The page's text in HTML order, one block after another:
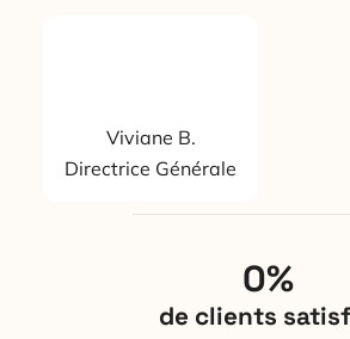
Viviane B.
Directrice Générale
0%
de clients